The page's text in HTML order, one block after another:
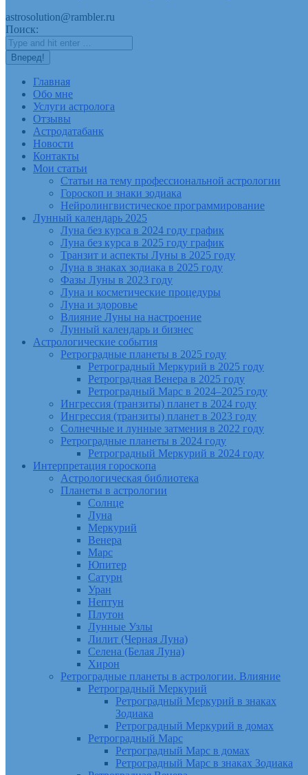
astrosolution@rambler.ru
Поиск:
Главная
Обо мне
Услуги астролога
Отзывы
Астродатабанк
Новости
Контакты
Мои статьи
Статьи на тему профессиональной астрологии
Гороскоп и знаки зодиака
Нейролингвистическое программирование
Лунный календарь 2025
Луна без курса в 2024 году график
Луна без курса в 2025 году график
Транзит и аспекты Луны в 2025 году
Луна в знаках зодиака в 2025 году
Фазы Луны в 2023 году
Луна и косметические процедуры
Луна и здоровье
Влияние Луны на настроение
Лунный календарь и бизнес
Астрологические события
Ретроградные планеты в 2025 году
Ретроградный Меркурий в 2025 году
Ретроградная Венера в 2025 году
Ретроградный Марс в 2024–2025 году
Ингрессия (транзиты) планет в 2024 году
Ингрессия (транзиты) планет в 2023 году
Солнечные и лунные затмения в 2022 году
Ретроградные планеты в 2024 году
Ретроградный Меркурий в 2024 году
Интерпретация гороскопа
Астрологическая библиотека
Планеты в астрологии
Солнце
Луна
Меркурий
Венера
Марс
Юпитер
Сатурн
Уран
Нептун
Плутон
Лунные Узлы
Лилит (Черная Луна)
Селена (Белая Луна)
Хирон
Ретроградные планеты в астрологии. Влияние
Ретроградный Меркурий
Ретроградный Меркурий в знаках
Зодиака
Ретроградный Меркурий в домах
Ретроградный Марс
Ретроградный Марс в домах
Ретроградный Марс в знаках Зодиака